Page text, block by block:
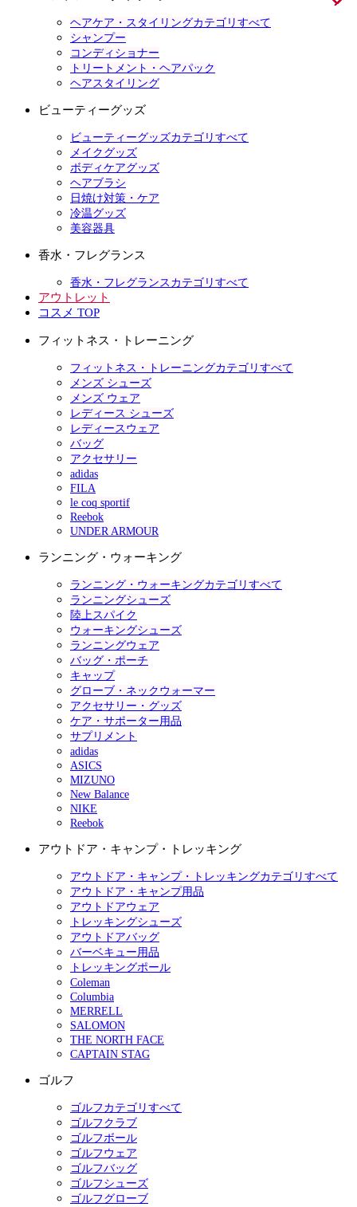
ヘアケア・スタイリングカテゴリすべて
シャンプー
コンディショナー
トリートメント・ヘアパック
ヘアスタイリング
ビューティーグッズ
ビューティーグッズカテゴリすべて
メイクグッズ
ボディケアグッズ
ヘアブラシ
日焼け対策・ケア
冷温グッズ
美容器具
香水・フレグランス
香水・フレグランスカテゴリすべて
アウトレット
コスメ TOP
フィットネス・トレーニング
フィットネス・トレーニングカテゴリすべて
メンズ シューズ
メンズ ウェア
レディース シューズ
レディースウェア
バッグ
アクセサリー
adidas
FILA
le coq sportif
Reebok
UNDER ARMOUR
ランニング・ウォーキング
ランニング・ウォーキングカテゴリすべて
ランニングシューズ
陸上スパイク
ウォーキングシューズ
ランニングウェア
バッグ・ポーチ
キャップ
グローブ・ネックウォーマー
アクセサリー・グッズ
ケア・サポーター用品
サプリメント
adidas
ASICS
MIZUNO
New Balance
NIKE
Reebok
アウトドア・キャンプ・トレッキング
アウトドア・キャンプ・トレッキングカテゴリすべて
アウトドア・キャンプ用品
アウトドアウェア
トレッキングシューズ
アウトドアバッグ
バーベキュー用品
トレッキングポール
Coleman
Columbia
MERRELL
SALOMON
THE NORTH FACE
CAPTAIN STAG
ゴルフ
ゴルフカテゴリすべて
ゴルフクラブ
ゴルフボール
ゴルフウェア
ゴルフバッグ
ゴルフシューズ
ゴルフグローブ